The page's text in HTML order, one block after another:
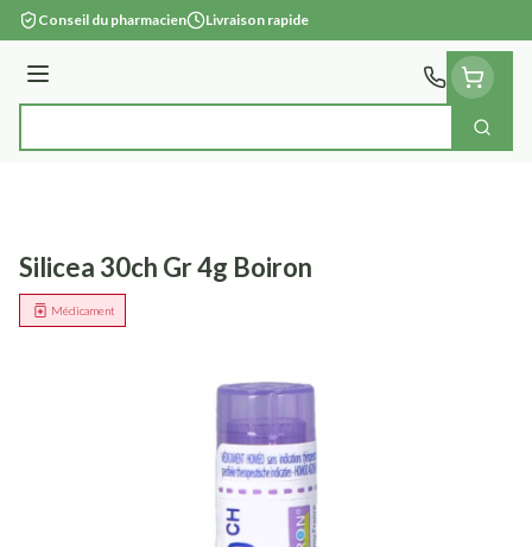
Aller au contenu
Conseil du pharmacien Livraison rapide
Menu
Silicea 30ch Gr 4g Boiron
Médicament